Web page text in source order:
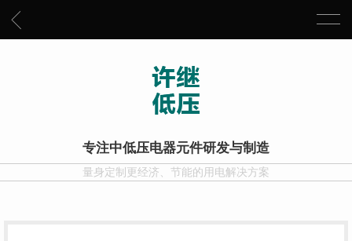
专注中低压电器元件研发与制造
量身定制更经济、节能的用电解决方案